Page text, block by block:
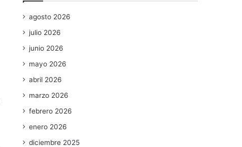
agosto 2026
julio 2026
junio 2026
mayo 2026
abril 2026
marzo 2026
febrero 2026
enero 2026
diciembre 2025